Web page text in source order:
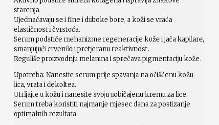
starenja.
Ujednačavaju se i fine i duboke bore, a koži se vraća
elastičnost i čvrstoća.
Serum podstiče mehanizme regeneracije kože i jača kapilare,
smanjujući crvenilo i pretjeranu reaktivnost.
Reguliše proizvodnju melanina i sprečava pigmentaciju kože.
Upotreba: Nanesite serum prije spavanja na očišćenu kožu
lica, vrata i dekoltea.
Utrljajte u kožu i nanesite svoju uobičajenu kremu za lice.
Serum treba koristiti najmanje mjesec dana za postizanje
optimalnih rezultata.